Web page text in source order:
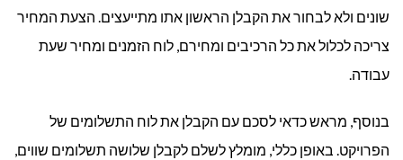
שונים ולא לבחור את הקבלן הראשון אתו מתייעצים. הצעת המחיר
צריכה לכלול את כל הרכיבים ומחירם, לוח הזמנים ומחיר שעת
עבודה.
בנוסף, מראש כדאי לסכם עם הקבלן את לוח התשלומים של
הפרויקט. באופן כללי, מומלץ לשלם לקבלן שלושה תשלומים שווים,